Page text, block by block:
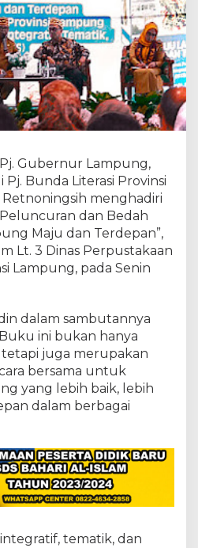
u
n
g
H
a
d
i
r
a
r
a
P
l
u
n
a
n
D
a
n
B
e
h
B
k
Pj. Gubernur Lampung,
Bunda Literasi Provinsi
menghadiri
dan Bedah
Maju dan Terdepan”,
Lt. 3 Dinas Perpustakaan
Lampung, pada Senin
dalam sambutannya
ini bukan hanya
tetapi juga merupakan
bersama untuk
yang lebih baik, lebih
dalam berbagai
tematik, dan